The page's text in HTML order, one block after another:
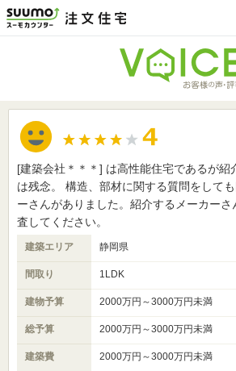
[建築会社＊＊＊] は高性能住宅であるが紹
は残念。 構造、部材に関する質問をして
ーさんがありました。紹介するメーカーさ
査してください。
建築エリア 静岡県
間取り 1LDK
建物予算 2000万円～3000万円未満
総予算 2000万円～3000万円未満
建築費 2000万円～3000万円未満